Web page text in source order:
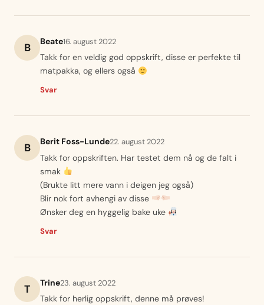
B Beate16. august 2022
Takk for en veldig god oppskrift, disse er perfekte til
matpakka, og ellers også
Svar
B Berit Foss-Lunde22. august 2022
Takk for oppskriften. Har testet dem nå og de falt i
smak
(Brukte litt mere vann i deigen jeg også)
Blir nok fort avhengi av disse
Ønsker deg en hyggelig bake uke
Svar
T Trine23. august 2022
Takk for herlig oppskrift, denne må prøves!